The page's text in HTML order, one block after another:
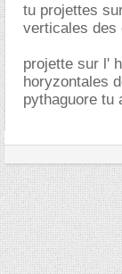
tu projettes
verticales des
projette sur l'
horyzontales
pythaguore tu